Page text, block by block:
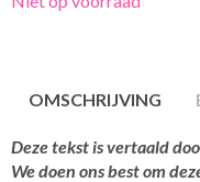
OMSCHRIJVING
Deze tekst is vertaald
We doen ons best om